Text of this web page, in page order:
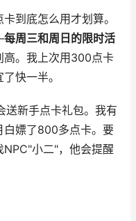
到底怎么用才划算。
每周三和周日的限时活
高。我上次用300点卡
快一半。
送新手点卡礼包。我有
白嫖了800多点卡。要
小二"，他会提醒